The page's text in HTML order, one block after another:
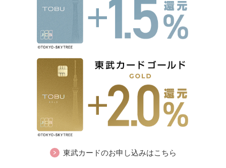
東武カードのお申し込みはこちら